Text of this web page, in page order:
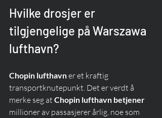
Hvilke drosjer er
tilgjengelige på Warszawa
lufthavn?
Chopin lufthavn er et kraftig
transportknutepunkt. Det er verdt å
merke seg at Chopin lufthavn betjener
millioner av passasjerer årlig, noe som